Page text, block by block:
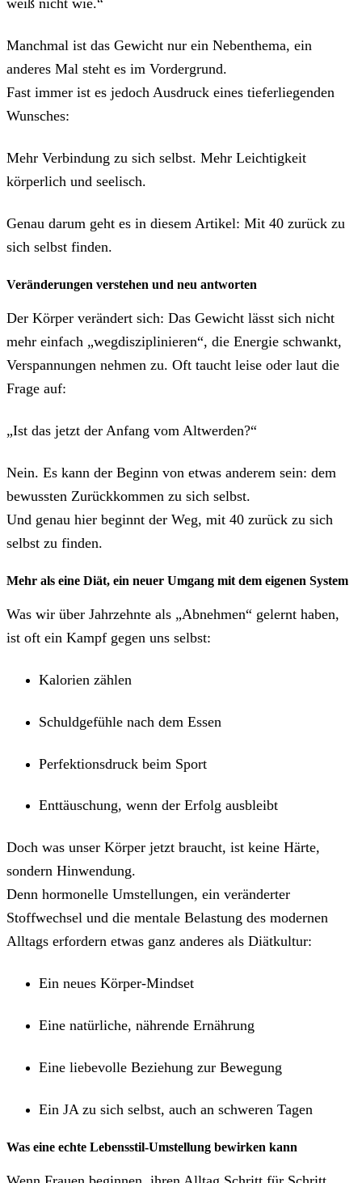
weiß nicht wie.“
Manchmal ist das Gewicht nur ein Nebenthema, ein
anderes Mal steht es im Vordergrund.
Fast immer ist es jedoch Ausdruck eines tieferliegenden
Wunsches:
Mehr Verbindung zu sich selbst. Mehr Leichtigkeit
körperlich und seelisch.
Genau darum geht es in diesem Artikel: Mit 40 zurück zu
sich selbst finden.
Veränderungen verstehen und neu antworten
Der Körper verändert sich: Das Gewicht lässt sich nicht
mehr einfach „wegdisziplinieren“, die Energie schwankt,
Verspannungen nehmen zu. Oft taucht leise oder laut die
Frage auf:
„Ist das jetzt der Anfang vom Altwerden?“
Nein. Es kann der Beginn von etwas anderem sein: dem
bewussten Zurückkommen zu sich selbst.
Und genau hier beginnt der Weg, mit 40 zurück zu sich
selbst zu finden.
Mehr als eine Diät, ein neuer Umgang mit dem eigenen System
Was wir über Jahrzehnte als „Abnehmen“ gelernt haben,
ist oft ein Kampf gegen uns selbst:
Kalorien zählen
Schuldgefühle nach dem Essen
Perfektionsdruck beim Sport
Enttäuschung, wenn der Erfolg ausbleibt
Doch was unser Körper jetzt braucht, ist keine Härte,
sondern Hinwendung.
Denn hormonelle Umstellungen, ein veränderter
Stoffwechsel und die mentale Belastung des modernen
Alltags erfordern etwas ganz anderes als Diätkultur:
Ein neues Körper-Mindset
Eine natürliche, nährende Ernährung
Eine liebevolle Beziehung zur Bewegung
Ein JA zu sich selbst, auch an schweren Tagen
Was eine echte Lebensstil-Umstellung bewirken kann